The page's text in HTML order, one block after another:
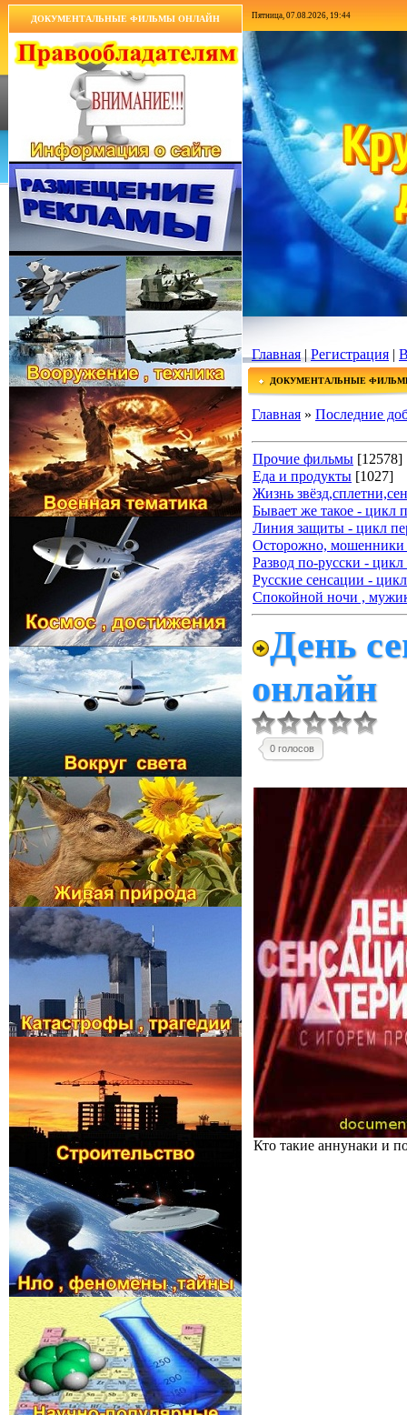
ДОКУМЕНТАЛЬНЫЕ ФИЛЬМЫ ОНЛАЙН Пятница, 07.08.2026, 19:44
Главная|Регистрация |
ДОКУМЕНТАЛЬНЫЕ
Главная » Последние
Прочие фильмы [12578]
Еда и продукты [1027]
Жизнь
Бывает же такое - цикл
Линия защиты - цикл
Осторожно, мошенники
Развод по-русски - цикл
Русские сенсации -
Спокойной ночи ,
День
онлайн
0 голосов
Кто такие аннунаки и